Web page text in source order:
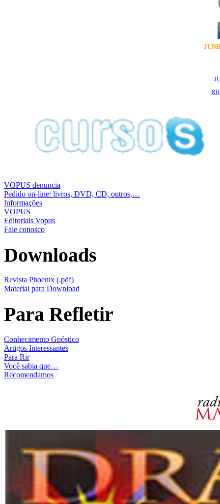
VOPUS denuncia
Pedido on-line: livros, DVD, CD, outros,…
Informações
VOPUS
Editoriais Vopus
Fale conosco
Downloads
Revista Phoenix (.pdf)
Material para Download
Para Refletir
Conhecimento Gnóstico
Artigos Interessantes
Para Rir
Você sabia que…
Recomendamos